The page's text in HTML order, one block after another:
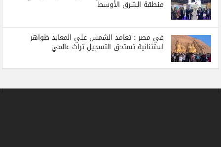
منطقة الشرق الأوسط
في مصر : تعامد الشمس علي المعابد ظواهر
استثنائية تستحق التسجيل تراث عالمي